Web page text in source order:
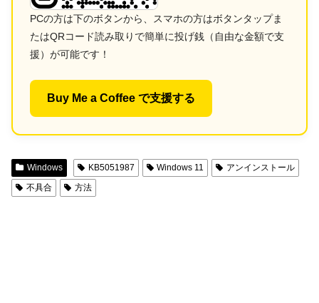
PCの方は下のボタンから、スマホの方はボタンタップま
たはQRコード読み取りで簡単に投げ銭（自由な金額で支
援）が可能です！
Buy Me a Coffee で支援する
Windows KB5051987 Windows 11
アンインストール
不具合
方法